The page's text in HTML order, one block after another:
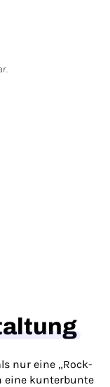
nur eine „Rock-
eine kunterbunte